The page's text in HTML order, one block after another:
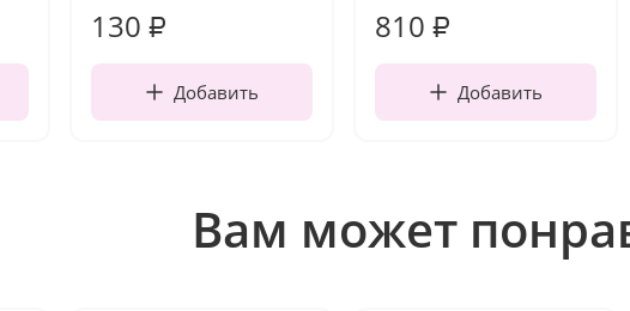
130 ₽
Добавить
810 ₽
Добавить
Вам может